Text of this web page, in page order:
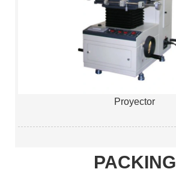
Proyector
PACKING